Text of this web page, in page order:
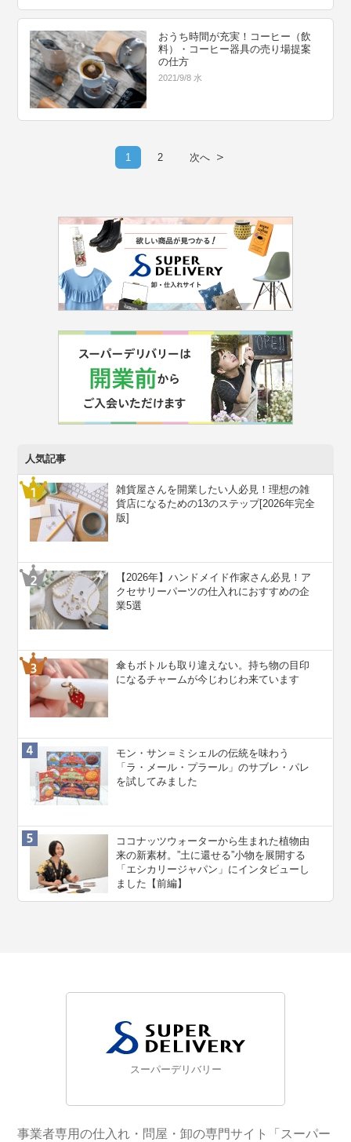
おうち時間が充実！コーヒー（飲
料）・コーヒー器具の売り場提案
の仕方
2021/9/8 水
1 2 次へ ＞
人気記事
雑貨屋さんを開業したい人必見！理想の雑
貨店になるための13のステップ[2026年完全
版]
【2026年】ハンドメイド作家さん必見！ア
クセサリーパーツの仕入れにおすすめの企
業5選
傘もボトルも取り違えない。持ち物の目印
になるチャームが今じわじわ来ています
モン・サン＝ミシェルの伝統を味わう
「ラ・メール・プラール」のサブレ・パレ
を試してみました
ココナッツウォーターから生まれた植物由
来の新素材。”⼟に還せる”小物を展開する
「エシカリージャパン」にインタビューし
ました【前編】
スーパーデリバリー
事業者専用の仕入れ・問屋・卸の専門サイト「スーパー